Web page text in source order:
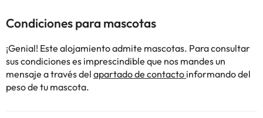
Condiciones para mascotas
¡Genial! Este alojamiento admite mascotas. Para consultar
sus condiciones es imprescindible que nos mandes un
mensaje a través del apartado de contacto informando del
peso de tu mascota.